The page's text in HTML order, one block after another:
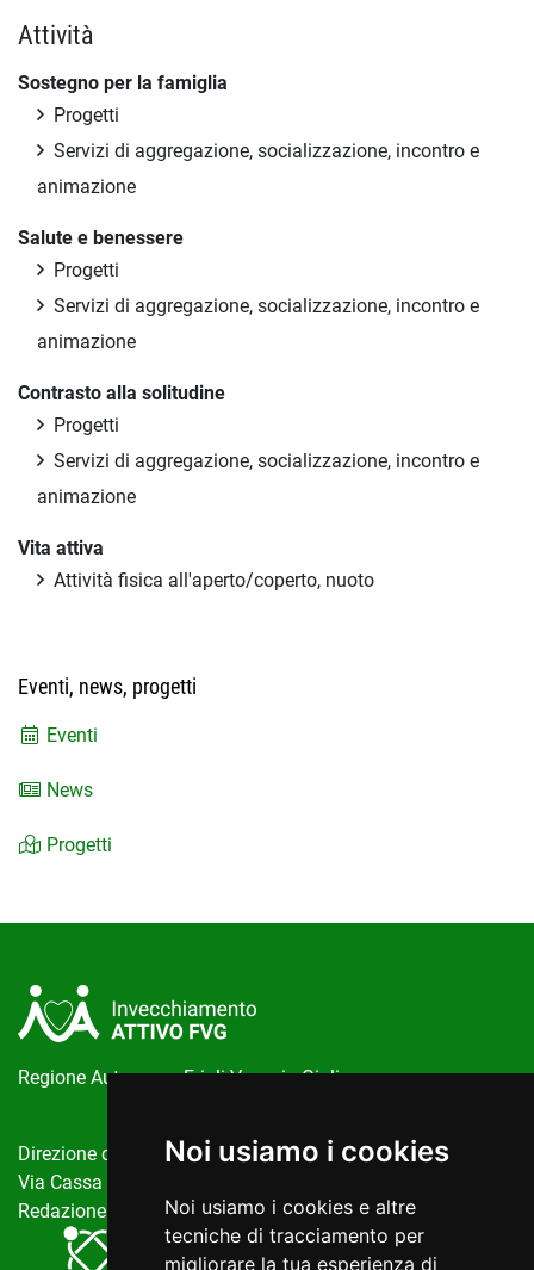
Noi usiamo i cookies
Noi usiamo i cookies e altre
tecniche di tracciamento per
migliorare la tua esperienza di
Attività
Sostegno per la famiglia
Progetti
Servizi di aggregazione, socializzazione, incontro e
animazione
Salute e benessere
Progetti
Servizi di aggregazione, socializzazione, incontro e
animazione
Contrasto alla solitudine
Progetti
Servizi di aggregazione, socializzazione, incontro e
animazione
Vita attiva
Attività fisica all'aperto/coperto, nuoto
Eventi, news, progetti
Eventi
News
Progetti
Regione Autonoma Friuli Venezia Giulia
Direzione centrale salute, politiche sociali e disabilità
Via Cassa di Risparmio, 10 Trieste
Redazione del portale:invecchiamentoattivo@regione.fvg.it